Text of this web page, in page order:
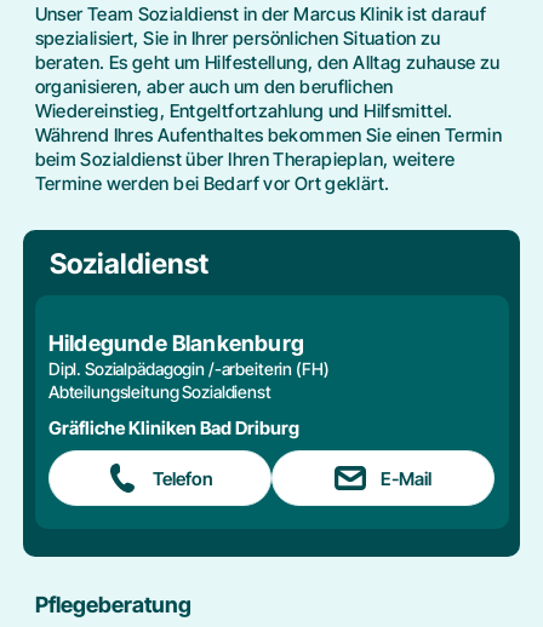
Unser Team Sozialdienst in der Marcus Klinik ist darauf
spezialisiert, Sie in Ihrer persönlichen Situation zu
beraten. Es geht um Hilfestellung, den Alltag zuhause zu
organisieren, aber auch um den beruflichen
Wiedereinstieg, Entgeltfortzahlung und Hilfsmittel.
Während Ihres Aufenthaltes bekommen Sie einen Termin
beim Sozialdienst über Ihren Therapieplan, weitere
Termine werden bei Bedarf vor Ort geklärt.
Sozialdienst
Hildegunde Blankenburg
Dipl. Sozialpädagogin /-arbeiterin (FH)
Abteilungsleitung Sozialdienst
Gräfliche Kliniken Bad Driburg
Telefon E-Mail
Pflegeberatung